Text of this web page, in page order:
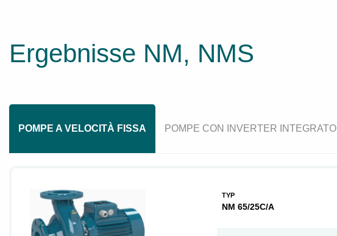
Ergebnisse NM, NMS
POMPE A VELOCITÀ FISSA POMPE CON INVERTER INTEGRATO
TYP
NM 65/25C/A